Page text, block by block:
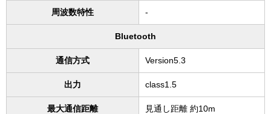
周波数特性 -
Bluetooth
通信方式 Version5.3
出力 class1.5
最大通信距離 見通し距離 約10m